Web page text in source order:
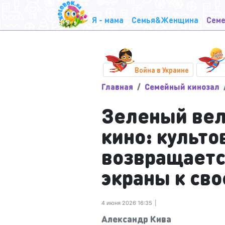
Я - мама Семья&Женщина
Война в Украине
Главная Семейный кинозал
Зеленый
кино:
экраны к
4 июня 2026 16:35
Александр Кива